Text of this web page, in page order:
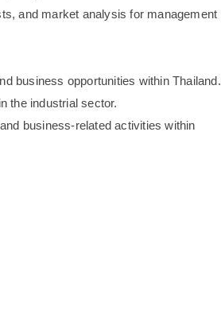
and market analysis for management
business opportunities within Thailand.
the industrial sector.
business-related activities within